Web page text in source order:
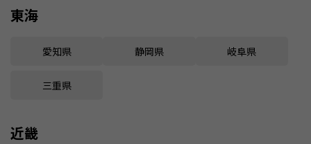
東海
愛知県 静岡県 岐阜県
三重県
近畿